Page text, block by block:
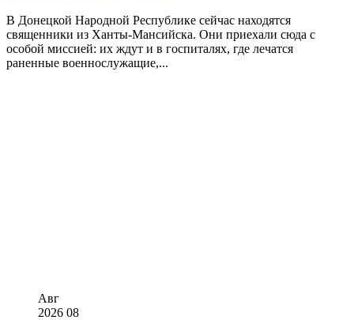
В Донецкой Народной Республике сейчас находятся
священники из Ханты-Мансийска. Они приехали сюда с
особой миссией: их ждут и в госпиталях, где лечатся
раненные военнослужащие,...
Авг
2026 08